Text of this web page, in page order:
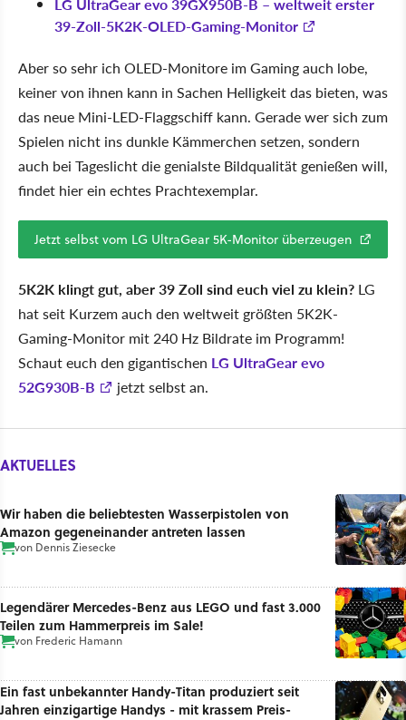
39-Zoll-5K2K-OLED-Gaming-Monitor
Aber so sehr ich OLED-Monitore im Gaming auch lobe,
keiner von ihnen kann in Sachen Helligkeit das bieten, was
das neue Mini-LED-Flaggschiff kann. Gerade wer sich zum
Spielen nicht ins dunkle Kämmerchen setzen, sondern
auch bei Tageslicht die genialste Bildqualität genießen will,
findet hier ein echtes Prachtexemplar.
Jetzt selbst vom LG UltraGear 5K-Monitor überzeugen
5K2K klingt gut, aber 39 Zoll sind euch viel zu klein? LG
hat seit Kurzem auch den weltweit größten 5K2K-
Gaming-Monitor mit 240 Hz Bildrate im Programm!
Schaut euch den gigantischen LG UltraGear evo
52G930B-B
jetzt selbst an.
AKTUELLES
Wir haben die beliebtesten Wasserpistolen von
Amazon gegeneinander antreten lassen
von Dennis Ziesecke
Legendärer Mercedes-Benz aus LEGO und fast 3.000
Teilen zum Hammerpreis im Sale!
von Frederic Hamann
Ein fast unbekannter Handy-Titan produziert seit
Jahren einzigartige Handys - mit krassem Preis-